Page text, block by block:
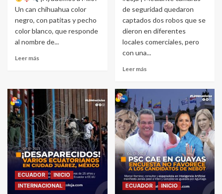
Un can chihuahua color
negro, con patitas y pecho
color blanco, que responde
al nombre de...
Leer más
de seguridad quedaron
captados dos robos que se
dieron en diferentes
locales comerciales, pero
con una...
Leer más
ECUADOR
INICIO
INTERNACIONAL
ECUADOR INICIO